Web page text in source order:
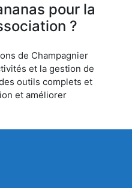
pour la
?
de Champagnier
et la gestion de
outils complets et
et améliorer